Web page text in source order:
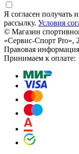
Я согласен
рассылку. Условия
© Магазин
«Сервис-Спорт Pro»,
Правовая информация
Принимаем к оплате: